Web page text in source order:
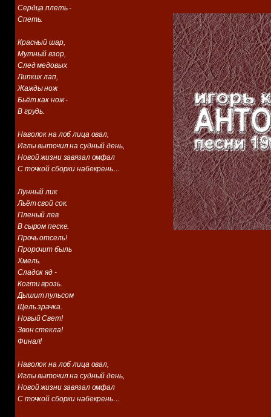
Сердца плеть -
Спеть.
Красный шар,
Мутный взор,
След медовых
Липких лап,
Жажды нож
Бьёт как нож -
В грудь.
Наволок на лоб лица овал,
Иглы выточил на судный день,
Новой жизни завязал омфал
С точкой сборки набекрень…
Лунный лик
Льёт свой сок.
Пленый лев
В сыром песке.
Прочь отсель!
Пророчит быль
Хмель.
Сладок яд -
Когти врозь.
Дышит пульсом
Щель зрачка.
Новый Свет!
Звон стекла!
Финал!
Наволок на лоб лица овал,
Иглы выточил на судный день,
Новой жизни завязал омфал
С точкой сборки набекрень…